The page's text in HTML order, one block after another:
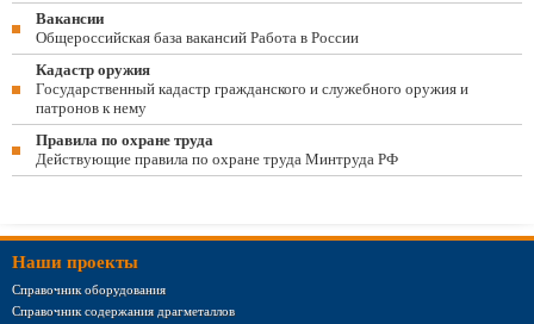
Вакансии
Общероссийская база вакансий Работа в России
Кадастр оружия
Государственный кадастр гражданского и служебного оружия и
патронов к нему
Правила по охране труда
Действующие правила по охране труда Минтруда РФ
Наши проекты
Справочник оборудования
Справочник содержания драгметаллов